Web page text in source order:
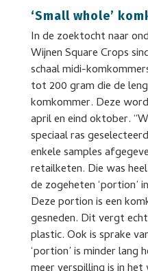
‘Small whole’
In de zoektocht naar
Wijnen Square Crops
schaal midi-
tot 200 gram die de
komkommer. Deze
april en eind oktober.
speciaal ras
enkele samples
retailketen. Die was
de zogeheten ‘portion’
Deze portion is een
gesneden. Dit vergt
plastic. Ook is sprake
‘portion’ is minder lang